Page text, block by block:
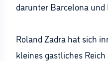
darunter Barcelona und
Roland Zadra hat sich
kleines gastliches